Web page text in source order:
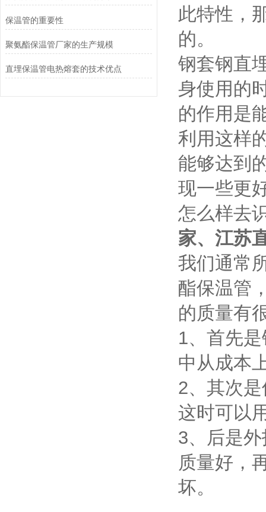
保温管的重要性
聚氨酯保温管厂家的生产规模
直埋保温管电热熔套的技术优点
此特性，
的。
钢套钢直
身使用的
的作用是
利用这样
能够达到
现一些更
怎么样去
家、江苏
我们通常
酯保温管
的质量有
1、首先
中从成本
2、其次
这时可以
3、后是
质量好，
坏。